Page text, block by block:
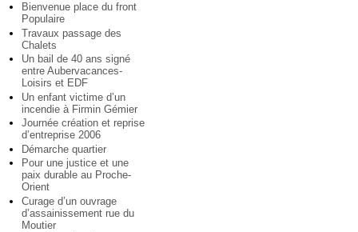
Bienvenue place du front
Populaire
Travaux passage des
Chalets
Un bail de 40 ans signé
entre Aubervacances-
Loisirs et EDF
Un enfant victime d’un
incendie à Firmin Gémier
Journée création et reprise
d’entreprise 2006
Démarche quartier
Pour une justice et une
paix durable au Proche-
Orient
Curage d’un ouvrage
d’assainissement rue du
Moutier